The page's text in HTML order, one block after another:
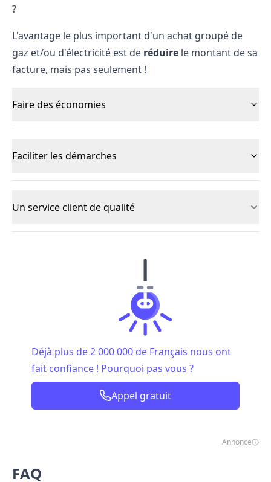
?
L'avantage le plus important d'un achat groupé de
gaz et/ou d'électricité est de réduire le montant de sa
facture, mais pas seulement !
Faire des économies
Faciliter les démarches
Un service client de qualité
Déjà plus de 2 000 000 de Français nous ont
fait confiance ! Pourquoi pas vous ?
Appel gratuit
Annonce
FAQ